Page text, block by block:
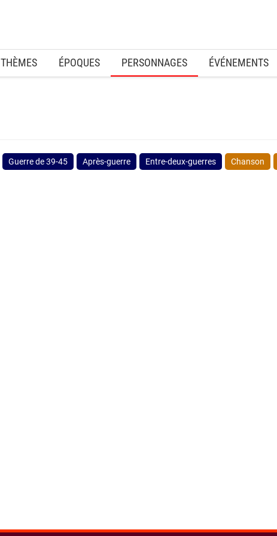
THÈMES ÉPOQUES PERSONNAGES ÉVÉNEMENTS
Guerre de 39-45 Après-guerre Entre-deux-guerres Chanson